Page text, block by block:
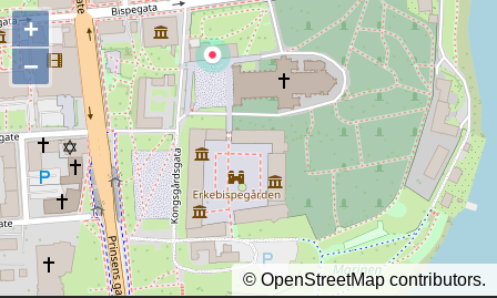
+
−
© OpenStreetMap contributors.